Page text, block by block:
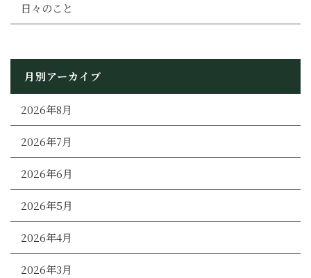
日々のこと
月別アーカイブ
2026年8月
2026年7月
2026年6月
2026年5月
2026年4月
2026年3月